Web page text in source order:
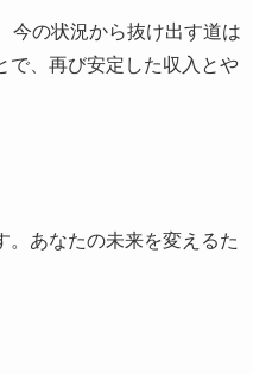
今の状況から抜け出す道は
で、再び安定した収入とや
あなたの未来を変えるた